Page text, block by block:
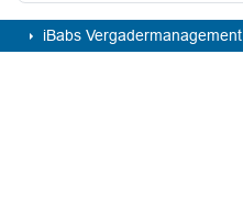
iBabs Vergadermanagement